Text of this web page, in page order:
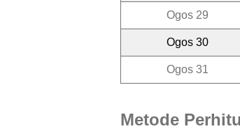
Ogos 29
Ogos 30
Ogos 31
Metode